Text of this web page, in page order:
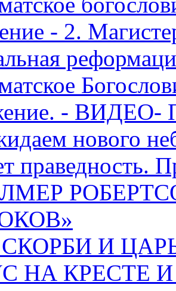
- 2.
- ВИДЕО-
нового
праведность.
И ЦАРЬ
НА КРЕСТЕ